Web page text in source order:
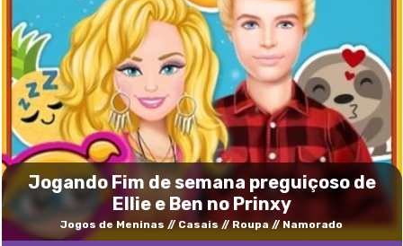
Jogando Fim de semana preguiçoso de
Ellie e Ben no Prinxy
Jogos de Meninas Casais Roupa Namorado